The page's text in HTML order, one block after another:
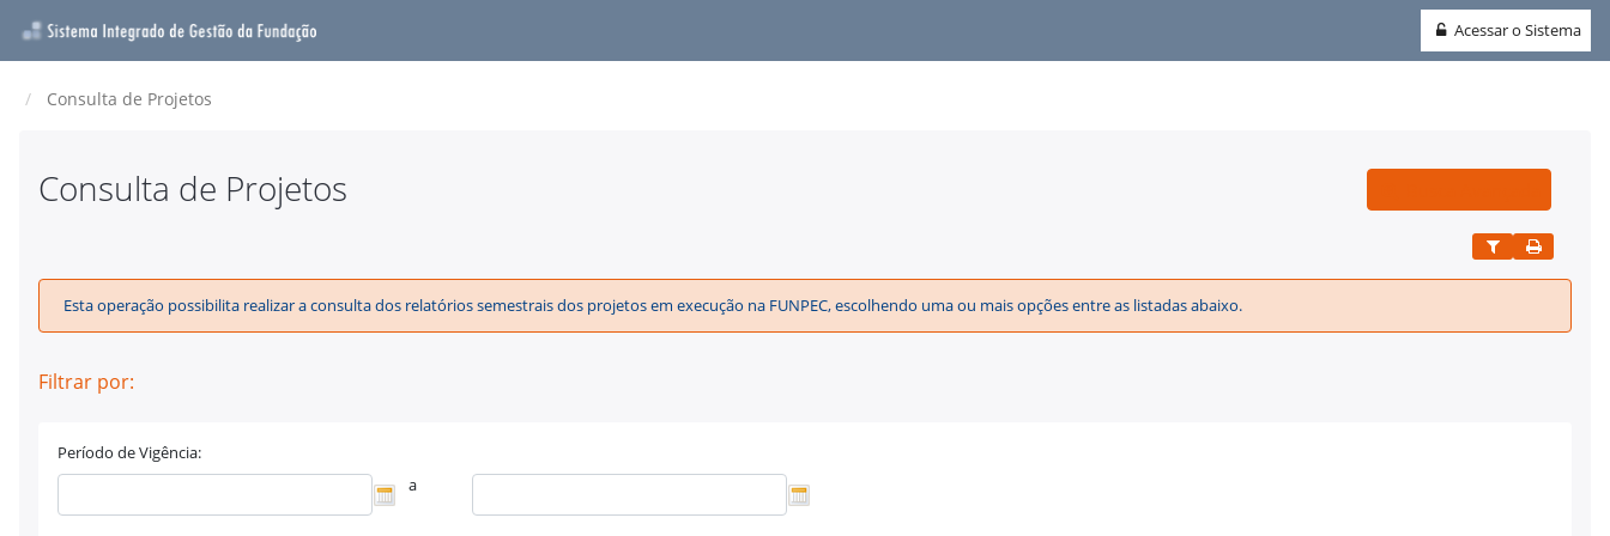
Acessar o Sistema
Consulta de Projetos
Consulta de Projetos
Esta operação possibilita realizar a consulta dos relatórios semestrais dos projetos em execução na FUNPEC, escolhendo uma ou mais opções entre as listadas abaixo.
Filtrar por:
Período de Vigência:
a